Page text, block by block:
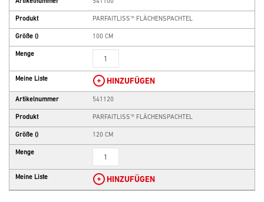
Produkt PARFAITLISS'® FLÄCHENSPACHTEL
Größe () 100 CM
Menge
Meine Liste HINZUFÜGEN
Artikelnummer 541120
Produkt PARFAITLISS'® FLÄCHENSPACHTEL
Größe () 120 CM
Menge
Meine Liste HINZUFÜGEN